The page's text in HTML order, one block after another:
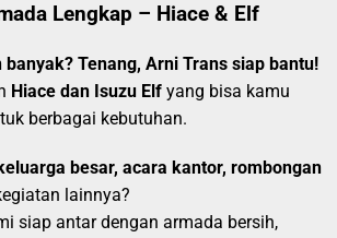
Lengkap – Hiace & Elf
banyak? Tenang, Arni Trans siap bantu!
Hiace dan Isuzu Elf yang bisa kamu
berbagai kebutuhan.
besar, acara kantor, rombongan
lainnya?
siap antar dengan armada bersih,